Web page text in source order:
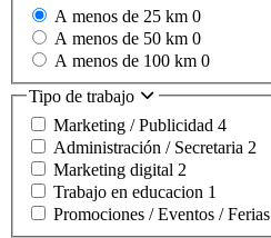
A menos de 25 km 0
A menos de 50 km 0
A menos de 100 km 0
Tipo de trabajo
Marketing / Publicidad 4
Administración / Secretaria 2
Marketing digital 2
Trabajo en educacion 1
Promociones / Eventos / Ferias